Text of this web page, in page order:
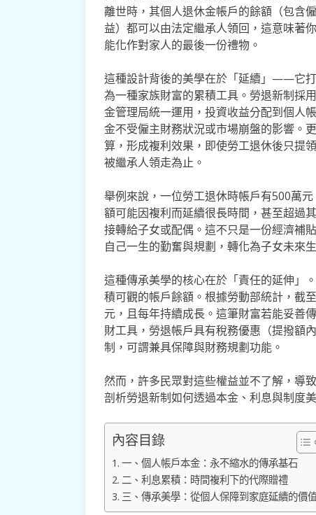
離世時，其個人退休金帳戶的餘額（包含
益）都可以由法定繼承人領回，這意味著
能化作對家人的最後一份禮物。
這種設計背後的美學在於「延續」——它
為一種家族財富的累積工具。勞退新制採
金管理局統一運用，投資收益分配到個人
金不受僱主財務狀況或市場崩盤的影響。
算，形成複利效果，即使勞工退休後只提
被繼承人領走為止。
舉例來說，一位勞工退休時帳戶有500萬
額可能因複利而延續很長時間，甚至超過
接轉給子女或配偶。這不只是一份經濟
自己一生的勤奮與規劃，轉化為子女未來
這種傳承美學的核心在於「責任的延伸」
積可觀的帳戶餘額。根據勞動部統計，截
元，且每年持續成長。這筆財富若能妥善
財工具，勞退帳戶具有稅務優惠（提撥額
制，可謂兼具保障與財務規劃功能。
然而，許多民眾對這些權益並不了解，導
剖析勞退新制如何透過本金、利息與制度
內容目錄
一、個人帳戶本金：永不縮水的傳承基石
二、利息累積：時間複利下的代際贈禮
三、傳承美學：從個人保障到家庭延續的價